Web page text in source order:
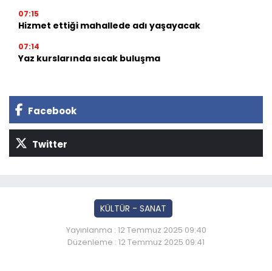
07:15
Hizmet ettiği mahallede adı yaşayacak
07:14
Yaz kurslarında sıcak buluşma
Facebook
Twitter
KÜLTÜR - SANAT
Yayınlanma : 12 Temmuz 2025 09:40
Düzenleme : 12 Temmuz 2025 09:41